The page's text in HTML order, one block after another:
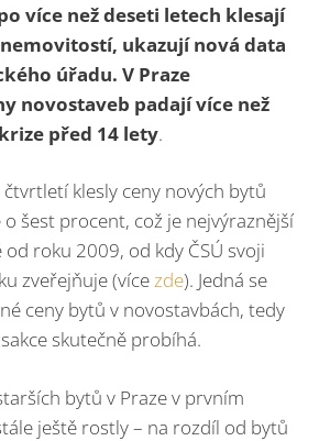
více než deseti letech klesají
ukazují nová data
úřadu. V Praze
novostaveb padají více než
před 14 lety.
klesly ceny nových bytů
šest procent, což je nejvýraznější
roku 2009, od kdy ČSÚ svoji
zveřejňuje (vícezde). Jedná se
ceny bytů v novostavbách, tedy
skutečně probíhá.
bytů v Praze v prvním
ještě rostly – na rozdíl od bytů